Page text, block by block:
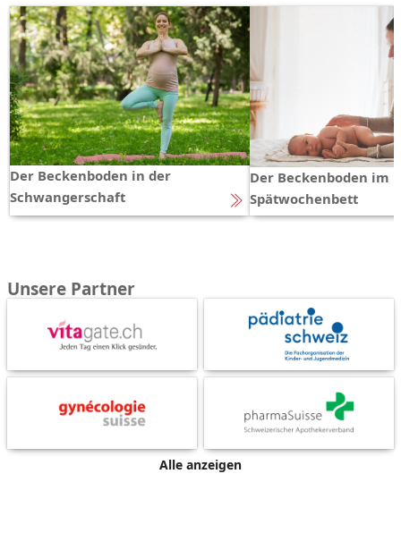
Der Beckenboden in der
Schwangerschaft
Der Beckenboden im
Spätwochenbett
Unsere Partner
Alle anzeigen